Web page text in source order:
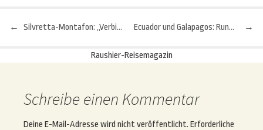
Beitragsnavigation
← Silvretta-Montafon: „Verbindung neu erleben“ →
Ecuador und Galapagos: Rundreise durch eine der vielfältigsten Regionen der Welt
Raushier-Reisemagazin
Schreibe einen Kommentar
Deine E-Mail-Adresse wird nicht veröffentlicht. Erforderliche